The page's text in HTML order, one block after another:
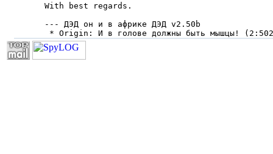
With best regards.
--- ДЭД он и в африке ДЭД v2.50b
* Origin: И в голове должны быть мышцы!